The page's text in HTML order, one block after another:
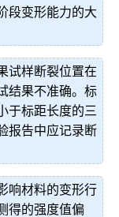
段变形能力的大
试样断裂位置在
结果不准确。标
于标距长度的三
报告中应记录断
响材料的变形行
得的强度值偏